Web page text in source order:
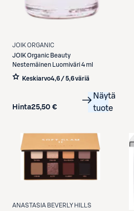
JOIK ORGANIC
JOIK Organic Beauty
Nestemäinen Luomiväri 4 ml
Keskiarvo4,6 / 5,6 väriä
Hinta25,50 €
Näytä
tuote
ANASTASIA BEVERLY HILLS